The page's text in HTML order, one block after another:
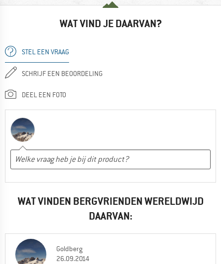
WAT VIND JE DAARVAN?
STEL EEN VRAAG
SCHRIJF EEN BEOORDELING
DEEL EEN FOTO
WAT VINDEN BERGVRIENDEN WERELDWIJD
DAARVAN:
Goldberg
26.09.2014